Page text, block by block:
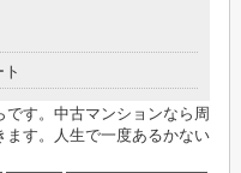
す。中古マンションなら周
ます。人生で一度あるかない